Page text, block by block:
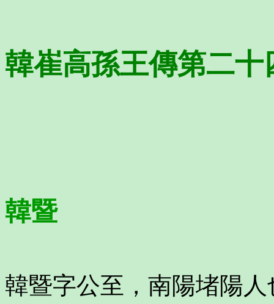
韓崔高孫王傳第二十
韓暨
韓暨字公至，南陽堵陽